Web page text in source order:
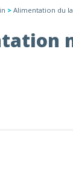
> Alimentation du